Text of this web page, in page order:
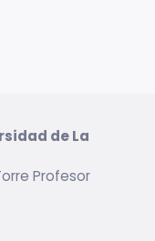
de La
Profesor